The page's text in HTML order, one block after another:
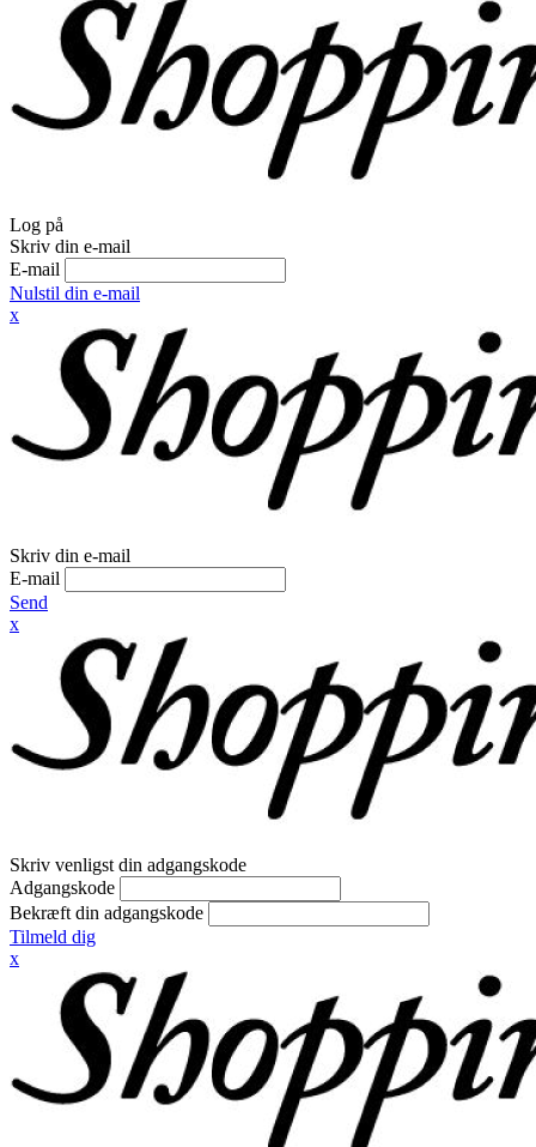
Log på
Skriv din e-mail
E-mail
Nulstil din e-mail
x
Skriv din e-mail
E-mail
Send
x
Skriv venligst din adgangskode
Adgangskode
Bekræft din adgangskode
Tilmeld dig
x